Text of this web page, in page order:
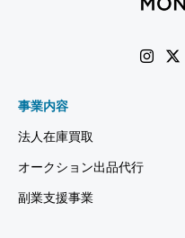
事業内容
法人在庫買取
オークション出品代行
副業支援事業